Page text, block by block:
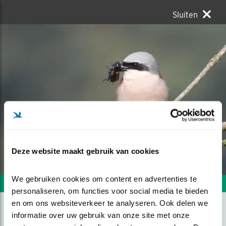
Deze website maakt gebruik van cookies
We gebruiken cookies om content en advertenties te
personaliseren, om functies voor social media te bieden
en om ons websiteverkeer te analyseren. Ook delen we
informatie over uw gebruik van onze site met onze
Sluiten
Volgende foto Vorige foto